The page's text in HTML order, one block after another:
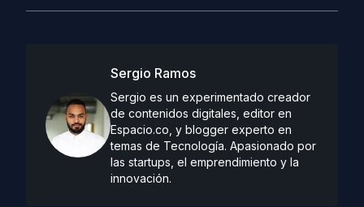
Sergio Ramos
Sergio es un experimentado creador
de contenidos digitales, editor en
Espacio.co, y blogger experto en
temas de Tecnología. Apasionado por
las startups, el emprendimiento y la
innovación.